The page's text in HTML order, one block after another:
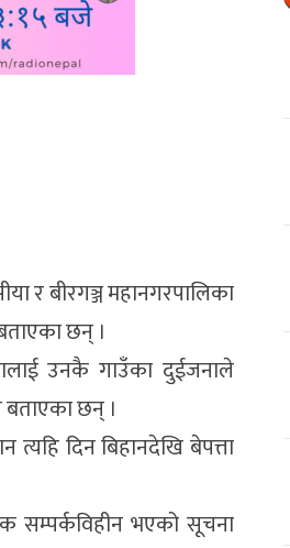
र बीरगञ्ज महानगरपालिका
छन् ।
उनकै गाउँका दुईजनाले
छन् ।
दिन बिहानदेखि बेपत्ता
सम्पर्कविहीन भएको सूचना